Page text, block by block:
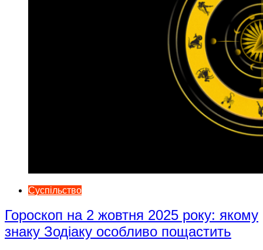
Суспільство
Гороскоп на 2 жовтня 2025 року: якому
знаку Зодіаку особливо пощастить